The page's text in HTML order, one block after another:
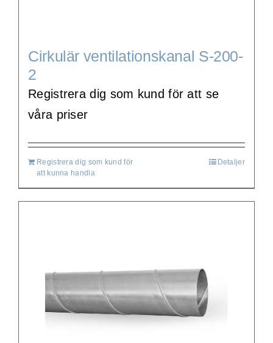
Cirkulär ventilationskanal S-200-
2
Registrera dig som kund för att se
våra priser
Registrera dig som kund för
att kunna handla
Detaljer